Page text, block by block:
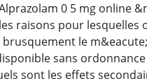
0 5 mg online
raisons pour
le
sans
sont les effets